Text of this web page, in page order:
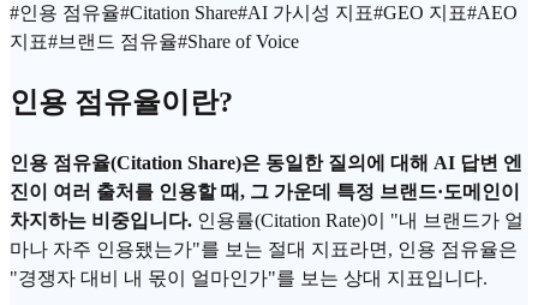
#인용 점유율#Citation Share#AI 가시성 지표#GEO 지표#AEO
지표#브랜드 점유율#Share of Voice
인용 점유율이란?
인용 점유율(Citation Share)은 동일한 질의에 대해 AI 답변 엔
진이 여러 출처를 인용할 때, 그 가운데 특정 브랜드·도메인이
차지하는 비중입니다. 인용률(Citation Rate)이 "내 브랜드가 얼
마나 자주 인용됐는가"를 보는 절대 지표라면, 인용 점유율은
"경쟁자 대비 내 몫이 얼마인가"를 보는 상대 지표입니다.